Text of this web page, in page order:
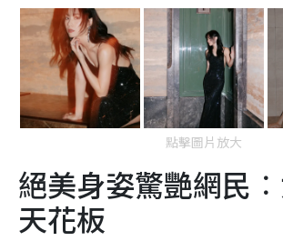
點擊圖片放大
絕美身姿驚艷網民
天花板